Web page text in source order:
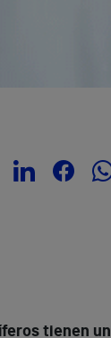
tienen un